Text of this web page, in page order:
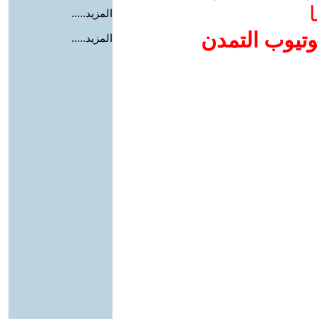
التمدن
المزيد.....
المزيد.....